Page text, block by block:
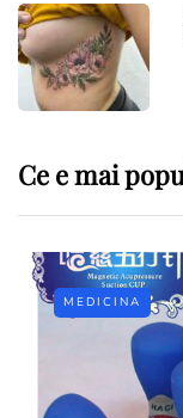
Ce e mai
MEDICINA